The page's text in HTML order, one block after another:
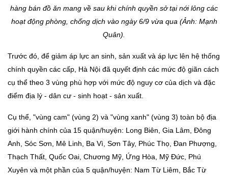
hàng bán đồ ăn mang về sau khi chính quyền sở tại nới lỏng các
hoạt động phòng, chống dịch vào ngày 6/9 vừa qua (Ảnh: Mạnh
Quân).
Trước đó, để giảm áp lực an sinh, sản xuất và áp lực lên hệ thống
chính quyền các cấp, Hà Nội đã quyết định các mức độ giãn cách
cụ thể theo 3 vùng phù hợp với mức độ nguy cơ của dịch và đặc
điểm địa lý - dân cư - sinh hoạt - sản xuất.
Cụ thể, "vùng cam" (vùng 2) và "vùng xanh" (vùng 3) toàn bộ địa
giới hành chính của 15 quận/huyện: Long Biên, Gia Lâm, Đông
Anh, Sóc Sơn, Mê Linh, Ba Vì, Sơn Tây, Phúc Thọ, Đan Phượng,
Thạch Thất, Quốc Oai, Chương Mỹ, Ứng Hòa, Mỹ Đức, Phú
Xuyên và một phần của 5 quận/huyện: Nam Từ Liêm, Bắc Từ